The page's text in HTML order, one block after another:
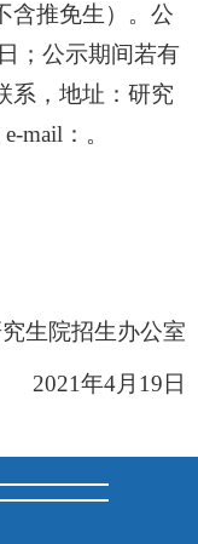
含推免生）。公
日；公示期间若有
系，地址：研究
mail： 。
生院招生办公室
2021年4月 19 日